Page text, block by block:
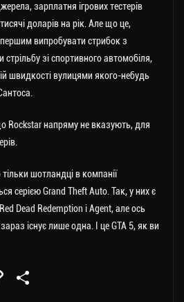
зарплатня ігрових тестерів
доларів на рік. Але що це,
випробувати стрибок з
стрільбу зі спортивного автомобіля,
швидкості вулицями якого-небудь
Rockstar напряму не вказують, для
шотландці в компанії
серією Grand Theft Auto. Так, у них є
Dead Redemption і Agent, але ось
існує лише одна. І це GTA 5, як ви
C